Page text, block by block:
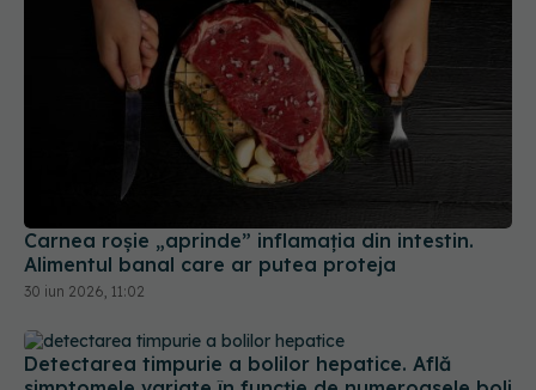
Carnea roșie „aprinde” inflamația din intestin.
Alimentul banal care ar putea proteja
30 iun 2026, 11:02
Detectarea timpurie a bolilor hepatice. Află